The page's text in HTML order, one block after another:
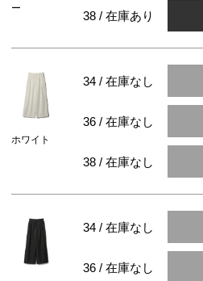
ー
38 / 在庫あり
ホワイト
34 / 在庫なし
36 / 在庫なし
38 / 在庫なし
34 / 在庫なし
36 / 在庫なし